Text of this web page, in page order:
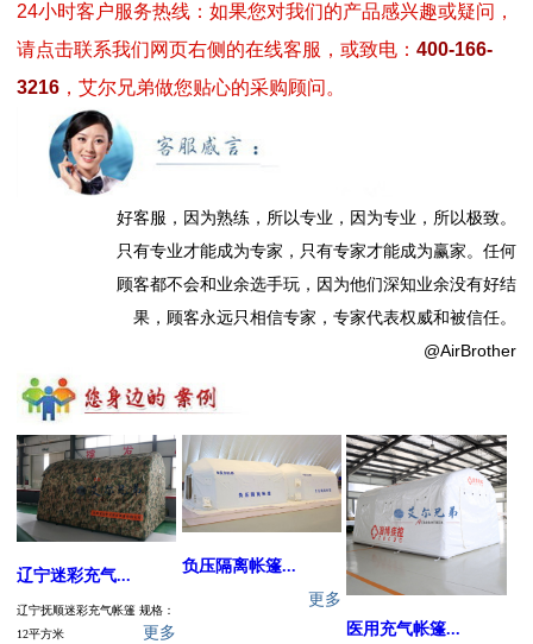
24小时客户服务热线：如果您对我们的产品感兴趣或疑问，
请点击联系我们网页右侧的在线客服，或致电： 400-166-
3216 ，艾尔兄弟做您贴心的采购顾问。
好客服，因为熟练，所以专业，因为专业，所以极致。
只有专业才能成为专家，只有专家才能成为赢家。任何
顾客都不会和业余选手玩，因为他们深知业余没有好结
果，顾客永远只相信专家，专家代表权威和被信任。
@AirBrother
辽宁迷彩充气...
辽宁抚顺迷彩充气帐篷 规格：
12平方米
更多
负压隔离帐篷...
更多
医用充气帐篷...